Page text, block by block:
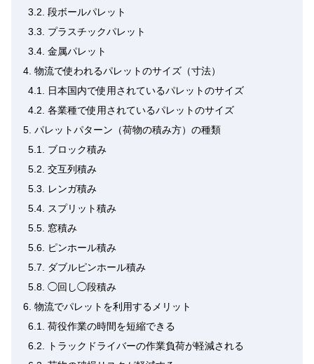
3.2. 段ボールパレット
3.3.
プラスチックパレット
3.4. 金属パレット
4. 物流で使われるパレットのサイズ（寸法）
4.1.
日本国内で使用されているパレットのサイズ
4.2. 各業種で使用されているパレットのサイズ
5. パレットパターン（荷物の積み方）の種類
5.1.
ブロック積み
5.2. 交互列積み
5.3.
レンガ積み
5.4.
スプリット積み
5.5. 窓積み
5.6.
ピンホール積み
5.7.
ダブルピンホール積み
5.8. ◯回し◯段積み
6. 物流でパレットを利用するメリット
6.1.
荷役作業の時間を短縮できる
6.2.
トラックドライバーの作業負荷が軽減される